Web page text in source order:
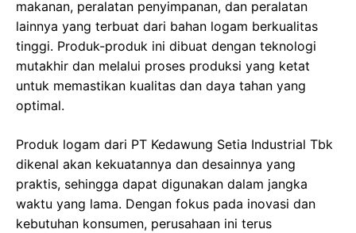
makanan, peralatan penyimpanan, dan peralatan
lainnya yang terbuat dari bahan logam berkualitas
tinggi. Produk-produk ini dibuat dengan teknologi
mutakhir dan melalui proses produksi yang ketat
untuk memastikan kualitas dan daya tahan yang
optimal.
Produk logam dari PT Kedawung Setia Industrial Tbk
dikenal akan kekuatannya dan desainnya yang
praktis, sehingga dapat digunakan dalam jangka
waktu yang lama. Dengan fokus pada inovasi dan
kebutuhan konsumen, perusahaan ini terus